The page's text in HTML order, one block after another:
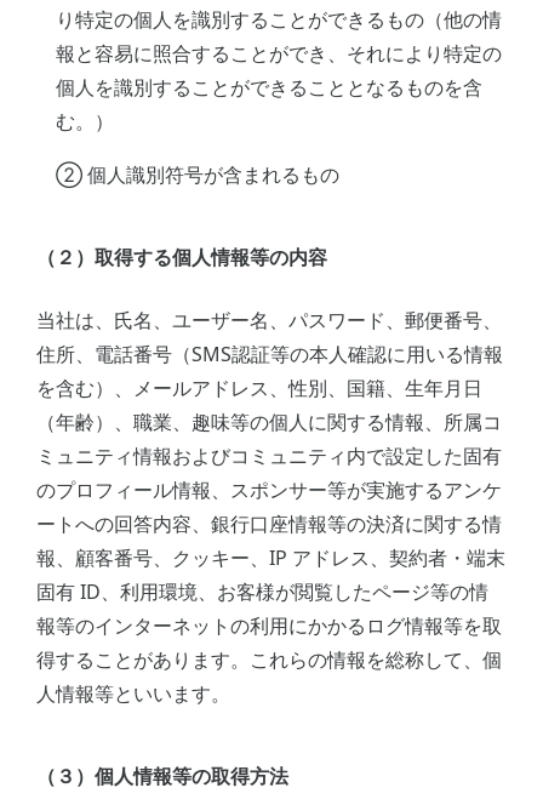
り特定の個人を識別することができるもの（他の情
報と容易に照合することができ、それにより特定の
個人を識別することができることとなるものを含
む。）
② 個人識別符号が含まれるもの
（２）取得する個人情報等の内容
当社は、氏名、ユーザー名、パスワード、郵便番号、
住所、電話番号（SMS認証等の本人確認に用いる情報
を含む）、メールアドレス、性別、国籍、生年月日
（年齢）、職業、趣味等の個人に関する情報、所属コ
ミュニティ情報およびコミュニティ内で設定した固有
のプロフィール情報、スポンサー等が実施するアンケ
ートへの回答内容、銀行口座情報等の決済に関する情
報、顧客番号、クッキー、IP アドレス、契約者・端末
固有 ID、利用環境、お客様が閲覧したページ等の情
報等のインターネットの利用にかかるログ情報等を取
得することがあります。これらの情報を総称して、個
人情報等といいます。
（３）個人情報等の取得方法